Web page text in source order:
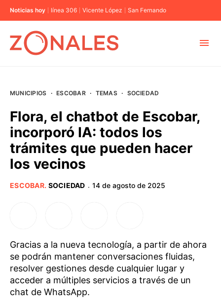
Noticias hoy línea 306 Vicente López San Fernando
BUENOS AIRES
PROVINCIAS
MUNICIPIOS · ESCOBAR · TEMAS · SOCIEDAD
Flora, el chatbot de Escobar,
incorporó IA: todos los
trámites que pueden hacer
los vecinos
ESCOBAR. SOCIEDAD · 14 de agosto de 2025
Gracias a la nueva tecnología, a partir de ahora
se podrán mantener conversaciones fluidas,
resolver gestiones desde cualquier lugar y
acceder a múltiples servicios a través de un
chat de WhatsApp.